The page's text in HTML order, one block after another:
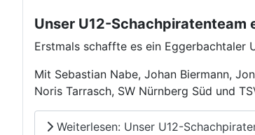
Unser U12-
Erstmals schaffte es ein Eggerbachtaler
Mit Sebastian Nabe, Johan Biermann,
Noris Tarrasch, SW Nürnberg Süd und
Weiterlesen: Unser U12-